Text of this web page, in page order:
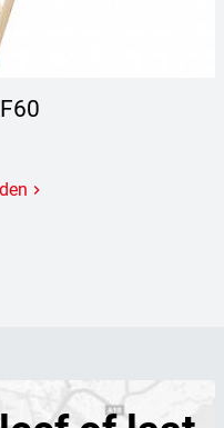
keyboard_arrow_right